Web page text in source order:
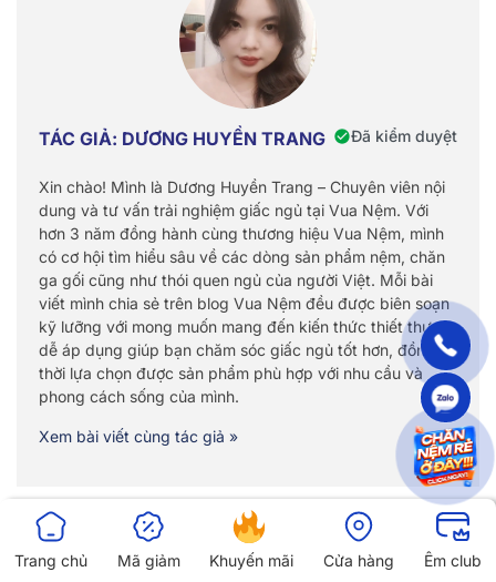
TÁC GIẢ: DƯƠNG HUYỀN TRANG Đã kiểm duyệt
Xin chào! Mình là Dương Huyền Trang – Chuyên viên nội
dung và tư vấn trải nghiệm giấc ngủ tại Vua Nệm. Với
hơn 3 năm đồng hành cùng thương hiệu Vua Nệm, mình
có cơ hội tìm hiểu sâu về các dòng sản phẩm nệm, chăn
ga gối cũng như thói quen ngủ của người Việt. Mỗi bài
viết mình chia sẻ trên blog Vua Nệm đều được biên soạn
kỹ lưỡng với mong muốn mang đến kiến thức thiết thực,
dễ áp dụng giúp bạn chăm sóc giấc ngủ tốt hơn, đồng
thời lựa chọn được sản phẩm phù hợp với nhu cầu và
phong cách sống của mình.
Xem bài viết cùng tác giả »
CÓ THỂ BẠN QUAN TÂM
Trang chủ Mã giảm Khuyến mãi Cửa hàng Êm club